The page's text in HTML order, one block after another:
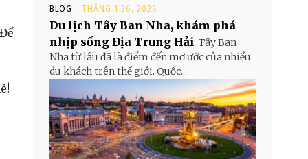
BLOG THÁNG 1 26, 2026
Du lịch Tây Ban Nha, khám phá
nhịp sống Địa Trung Hải Tây Ban
Nha từ lâu đã là điểm đến mơ ước của nhiều
du khách trên thế giới. Quốc...